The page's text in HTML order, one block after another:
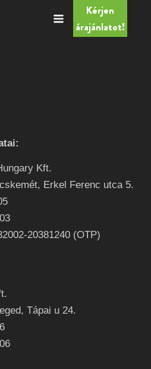
Kérjen
árajánlatot!
Kft.
Erkel Ferenc utca 5.
20381240 (OTP)
Tápai u 24.